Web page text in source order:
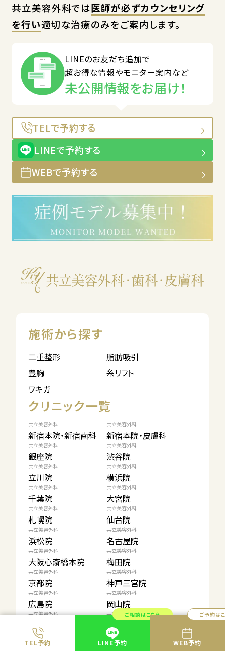
TEL予約
ご相談はこちら
LINE予約
ご予約は
WEB予約
共立美容外科では医師が必ずカウンセリング
を行い適切な治療のみをご案内します。
LINEのお友だち追加で
超お得な情報やモニター案内など
未公開情報をお届け！
TELで予約する
LINEで予約する
WEBで予約する
施術から探す
二重整形
脂肪吸引
豊胸
糸リフト
ワキガ
クリニック一覧
共立美容外科
新宿本院・新宿歯科
共立美容外科
新宿本院・皮膚科
共立美容外科
銀座院
共立美容外科
渋谷院
共立美容外科
立川院
共立美容外科
横浜院
共立美容外科
千葉院
共立美容外科
大宮院
共立美容外科
札幌院
共立美容外科
仙台院
共立美容外科
浜松院
共立美容外科
名古屋院
共立美容外科
大阪心斎橋本院
共立美容外科
梅田院
共立美容外科
京都院
共立美容外科
神戸三宮院
共立美容外科
広島院
共立美容外科
岡山院
共立美容外科
高松院
共立美容外科
福岡院
共立美容外科
大分院
共立美容外科
熊本院